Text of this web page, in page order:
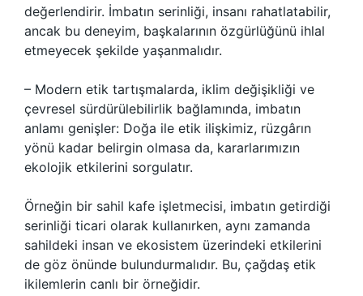
değerlendirir. İmbatın serinliği, insanı rahatlatabilir,
ancak bu deneyim, başkalarının özgürlüğünü ihlal
etmeyecek şekilde yaşanmalıdır.
– Modern etik tartışmalarda, iklim değişikliği ve
çevresel sürdürülebilirlik bağlamında, imbatın
anlamı genişler: Doğa ile etik ilişkimiz, rüzgârın
yönü kadar belirgin olmasa da, kararlarımızın
ekolojik etkilerini sorgulatır.
Örneğin bir sahil kafe işletmecisi, imbatın getirdiği
serinliği ticari olarak kullanırken, aynı zamanda
sahildeki insan ve ekosistem üzerindeki etkilerini
de göz önünde bulundurmalıdır. Bu, çağdaş etik
ikilemlerin canlı bir örneğidir.